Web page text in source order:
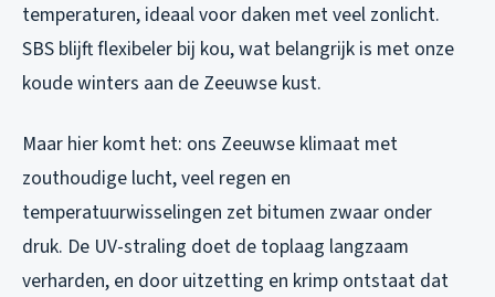
temperaturen, ideaal voor daken met veel zonlicht.
SBS blijft flexibeler bij kou, wat belangrijk is met onze
koude winters aan de Zeeuwse kust.
Maar hier komt het: ons Zeeuwse klimaat met
zouthoudige lucht, veel regen en
temperatuurwisselingen zet bitumen zwaar onder
druk. De UV-straling doet de toplaag langzaam
verharden, en door uitzetting en krimp ontstaat dat